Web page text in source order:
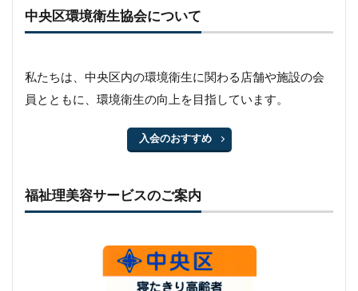
中央区環境衛生協会について
私たちは、中央区内の環境衛生に関わる店舗や施設の会
員とともに、環境衛生の向上を目指しています。
入会のおすすめ
福祉理美容サービスのご案内